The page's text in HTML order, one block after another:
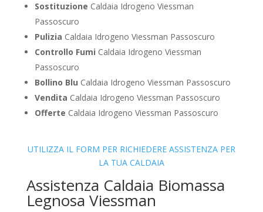
Sostituzione Caldaia Idrogeno Viessman
Passoscuro
Pulizia Caldaia Idrogeno Viessman Passoscuro
Controllo Fumi Caldaia Idrogeno Viessman
Passoscuro
Bollino Blu Caldaia Idrogeno Viessman Passoscuro
Vendita Caldaia Idrogeno Viessman Passoscuro
Offerte Caldaia Idrogeno Viessman Passoscuro
UTILIZZA IL FORM PER RICHIEDERE ASSISTENZA PER
LA TUA CALDAIA
Assistenza Caldaia Biomassa
Legnosa Viessman